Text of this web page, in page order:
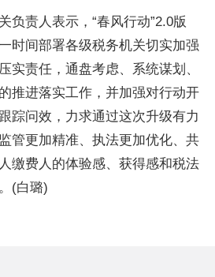
负责人表示，“春风行动”2.0版
时间部署各级税务机关切实加强
实责任，通盘考虑、系统谋划、
推进落实工作，并加强对行动开
踪问效，力求通过这次升级有力
管更加精准、执法更加优化、共
缴费人的体验感、获得感和税法
(白璐)